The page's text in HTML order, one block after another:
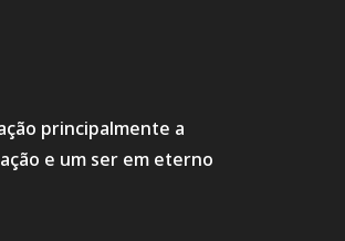
principalmente a
e um ser em eterno